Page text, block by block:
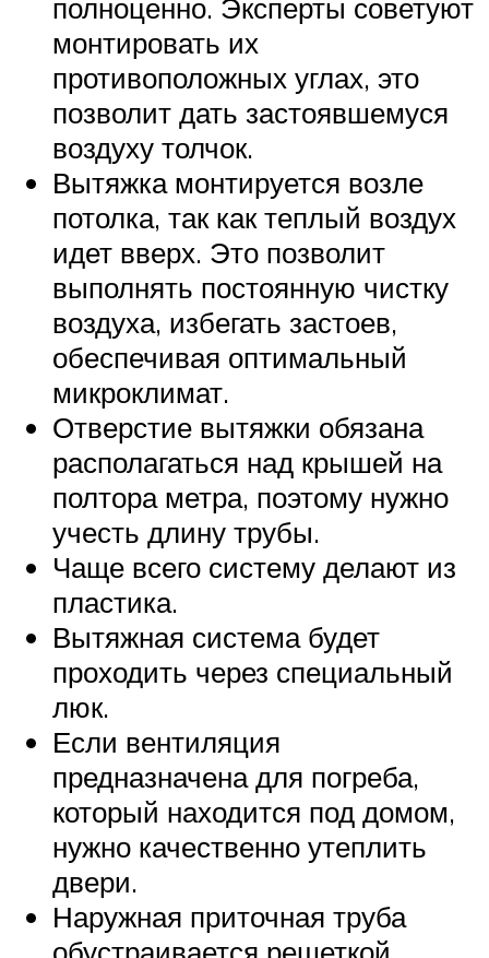
полноценно. Эксперты советуют
монтировать их
противоположных углах, это
позволит дать застоявшемуся
воздуху толчок.
Вытяжка монтируется возле
потолка, так как теплый воздух
идет вверх. Это позволит
выполнять постоянную чистку
воздуха, избегать застоев,
обеспечивая оптимальный
микроклимат.
Отверстие вытяжки обязана
располагаться над крышей на
полтора метра, поэтому нужно
учесть длину трубы.
Чаще всего систему делают из
пластика.
Вытяжная система будет
проходить через специальный
люк.
Если вентиляция
предназначена для погреба,
который находится под домом,
нужно качественно утеплить
двери.
Наружная приточная труба
обустраивается решеткой,